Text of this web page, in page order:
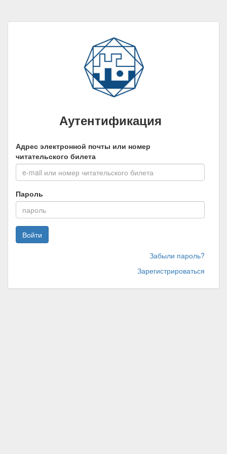
Аутентификация
Адрес электронной почты или номер
читательского билета
Пароль
Войти
Забыли пароль?
Зарегистрироваться